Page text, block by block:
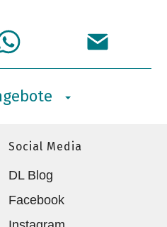
Social Media
DL Blog
Facebook